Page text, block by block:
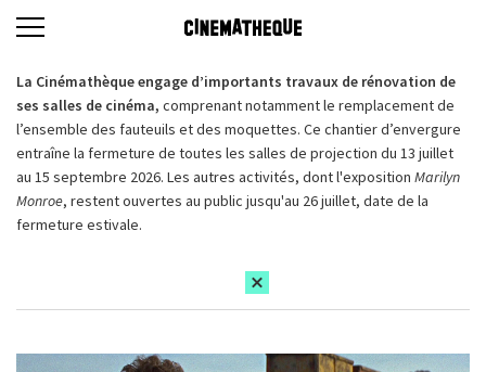
La Cinémathèque engage d’importants travaux de rénovation de
ses salles de cinéma, comprenant notamment le remplacement de
l’ensemble des fauteuils et des moquettes. Ce chantier d’envergure
entraîne la fermeture de toutes les salles de projection du 13 juillet
au 15 septembre 2026. Les autres activités, dont l'exposition Marilyn
Monroe, restent ouvertes au public jusqu'au 26 juillet, date de la
fermeture estivale.